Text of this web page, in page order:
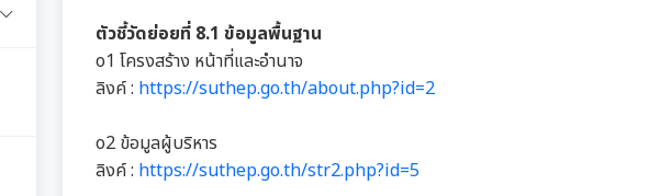
ตัวชี้วัดย่อยที่ 8.1 ข้อมูลพื้นฐาน
o1 โครงสร้าง หน้าที่และอำนาจ
ลิงค์ : https://suthep.go.th/about.php?id=2
o2 ข้อมูลผู้บริหาร
ลิงค์ : https://suthep.go.th/str2.php?id=5